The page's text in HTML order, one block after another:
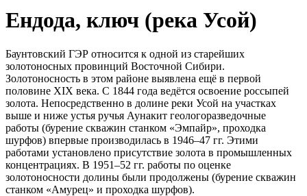
Ендода, ключ (река Усой)
Баунтовский ГЭР относится к одной из старейших
золотоносных провинций Восточной Сибири.
Золотоносность в этом районе выявлена ещё в первой
половине ХIХ века. С 1844 года ведётся освоение россыпей
золота. Непосредственно в долине реки Усой на участках
выше и ниже устья ручья Аунакит геологоразведочные
работы (бурение скважин станком «Эмпайр», проходка
шурфов) впервые производилась в 1946–47 гг. Этими
работами установлено присутствие золота в промышленных
концентрациях. В 1951–52 гг. работы по оценке
золотоносности долины были продолжены (бурение скважин
станком «Амурец» и проходка шурфов).